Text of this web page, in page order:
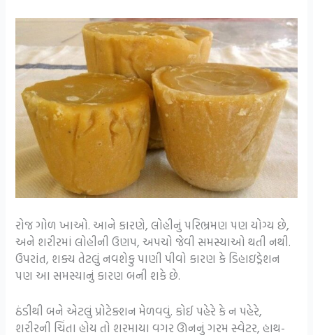
રોજ ગોળ ખાઓ. આને કારણે, લોહીનું પરિભ્રમણ પણ યોગ્ય છે,
અને શરીરમાં લોહીની ઉણપ, અપચો જેવી સમસ્યાઓ થતી નથી.
ઉપરાંત, શક્ય તેટલું નવશેકુ પાણી પીવો કારણ કે ડિહાઇડ્રેશન
પણ આ સમસ્યાનું કારણ બની શકે છે.
ઠંડીથી બને એટલું પ્રોટેક્શન મેળવવું. કોઈ પહેરે કે ન પહેરે,
શરીરની ચિંતા હોય તો શરમાયા વગર ઊનનું ગરમ સ્વેટર, હાથ-